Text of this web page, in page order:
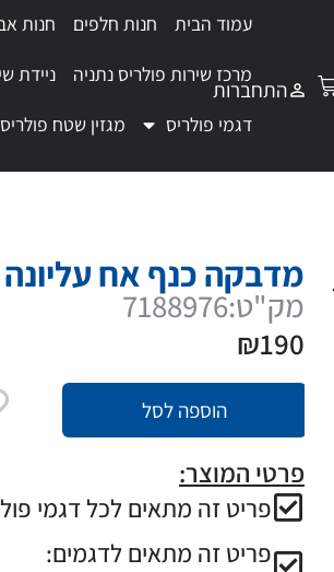
התחברות
עמוד הבית חנות חלפים חנות
מרכז שירות פולריס נתניה
ניידת
דגמי פולריס
מגזין שטח פולריס
מדבקה כנף אח
מק"ט:7188976
₪190
הוספה לסל
פרטי המוצר:
פריט זה מתאים לכל דגמי
פריט זה מתאים לדגמים: